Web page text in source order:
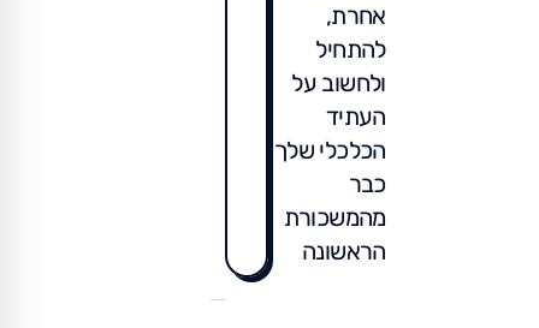
אחרת,
להתחיל
ולחשוב על
העתיד
הכלכלי שלך
כבר
מהמשכורת
הראשונה